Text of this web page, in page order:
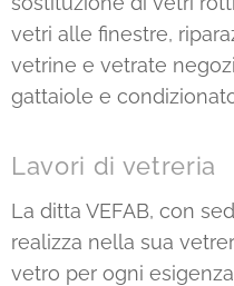
vetri alle finestre,
vetrine e vetrate
gattaiole e
Lavori di vetreria
La ditta VEFAB, con
realizza nella sua
vetro per ogni